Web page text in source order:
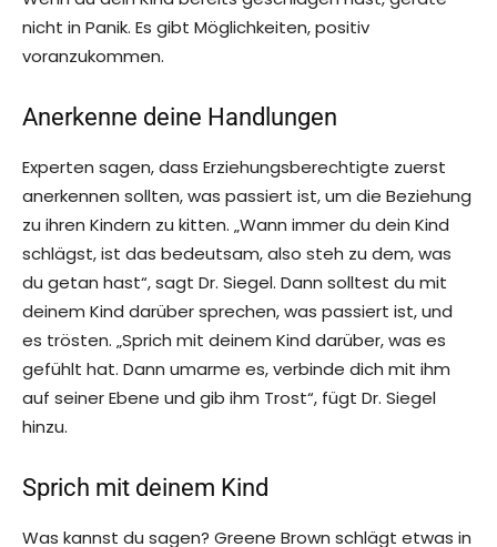
nicht in Panik. Es gibt Möglichkeiten, positiv
voranzukommen.
Anerkenne deine Handlungen
Experten sagen, dass Erziehungsberechtigte zuerst
anerkennen sollten, was passiert ist, um die Beziehung
zu ihren Kindern zu kitten. „Wann immer du dein Kind
schlägst, ist das bedeutsam, also steh zu dem, was
du getan hast“, sagt Dr. Siegel. Dann solltest du mit
deinem Kind darüber sprechen, was passiert ist, und
es trösten. „Sprich mit deinem Kind darüber, was es
gefühlt hat. Dann umarme es, verbinde dich mit ihm
auf seiner Ebene und gib ihm Trost“, fügt Dr. Siegel
hinzu.
Sprich mit deinem Kind
Was kannst du sagen? Greene Brown schlägt etwas in